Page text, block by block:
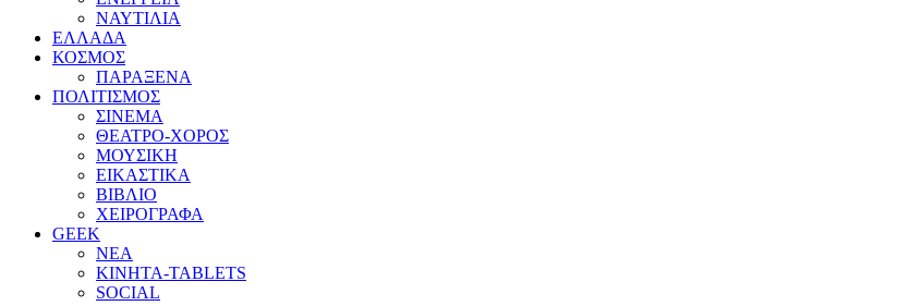
ΝΑΥΤΙΛΙΑ
ΕΛΛΑΔΑ
ΚΟΣΜΟΣ
ΠΑΡΑΞΕΝΑ
ΠΟΛΙΤΙΣΜΟΣ
ΣΙΝΕΜΑ
ΘΕΑΤΡΟ-ΧΟΡΟΣ
ΜΟΥΣΙΚΗ
ΕΙΚΑΣΤΙΚΑ
ΒΙΒΛΙΟ
ΧΕΙΡΟΓΡΑΦΑ
GEEK
ΝΕΑ
ΚΙΝΗΤΑ-TABLETS
SOCIAL